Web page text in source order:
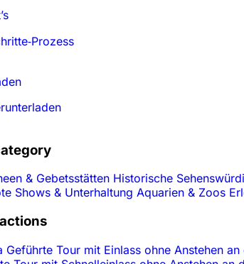
& Gebetsstätten Historische
Shows & Unterhaltung Aquarien & Zoos
Geführte Tour mit Einlass ohne Anstehen